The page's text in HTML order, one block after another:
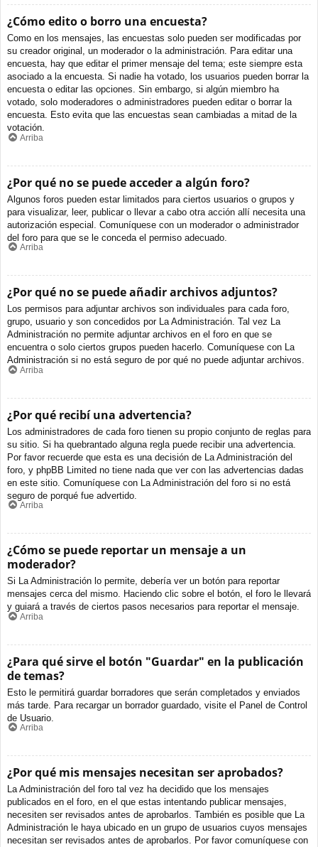
¿Cómo edito o borro una encuesta?
Como en los mensajes, las encuestas solo pueden ser modificadas por
su creador original, un moderador o la administración. Para editar una
encuesta, hay que editar el primer mensaje del tema; este siempre esta
asociado a la encuesta. Si nadie ha votado, los usuarios pueden borrar la
encuesta o editar las opciones. Sin embargo, si algún miembro ha
votado, solo moderadores o administradores pueden editar o borrar la
encuesta. Esto evita que las encuestas sean cambiadas a mitad de la
votación.
Arriba
¿Por qué no se puede acceder a algún foro?
Algunos foros pueden estar limitados para ciertos usuarios o grupos y
para visualizar, leer, publicar o llevar a cabo otra acción allí necesita una
autorización especial. Comuníquese con un moderador o administrador
del foro para que se le conceda el permiso adecuado.
Arriba
¿Por qué no se puede añadir archivos adjuntos?
Los permisos para adjuntar archivos son individuales para cada foro,
grupo, usuario y son concedidos por La Administración. Tal vez La
Administración no permite adjuntar archivos en el foro en que se
encuentra o solo ciertos grupos pueden hacerlo. Comuníquese con La
Administración si no está seguro de por qué no puede adjuntar archivos.
Arriba
¿Por qué recibí una advertencia?
Los administradores de cada foro tienen su propio conjunto de reglas para
su sitio. Si ha quebrantado alguna regla puede recibir una advertencia.
Por favor recuerde que esta es una decisión de La Administración del
foro, y phpBB Limited no tiene nada que ver con las advertencias dadas
en este sitio. Comuníquese con La Administración del foro si no está
seguro de porqué fue advertido.
Arriba
¿Cómo se puede reportar un mensaje a un
moderador?
Si La Administración lo permite, debería ver un botón para reportar
mensajes cerca del mismo. Haciendo clic sobre el botón, el foro le llevará
y guiará a través de ciertos pasos necesarios para reportar el mensaje.
Arriba
¿Para qué sirve el botón "Guardar" en la publicación
de temas?
Esto le permitirá guardar borradores que serán completados y enviados
más tarde. Para recargar un borrador guardado, visite el Panel de Control
de Usuario.
Arriba
¿Por qué mis mensajes necesitan ser aprobados?
La Administración del foro tal vez ha decidido que los mensajes
publicados en el foro, en el que estas intentando publicar mensajes,
necesiten ser revisados antes de aprobarlos. También es posible que La
Administración le haya ubicado en un grupo de usuarios cuyos mensajes
necesitan ser revisados antes de aprobarlos. Por favor comuníquese con